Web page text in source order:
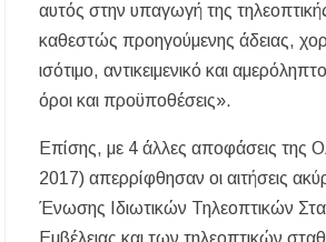
αυτός στην υπαγωγή της
καθεστώς προηγούμενης άδειας,
ισότιμο, αντικειμενικό και
όροι και προϋποθέσεις».
Επίσης, με 4 άλλες αποφάσεις της
2017) απερρίφθησαν οι αιτήσεις
Ένωσης Ιδιωτικών Τηλεοπτικών
Εμβέλειας και των τηλεοπτικών